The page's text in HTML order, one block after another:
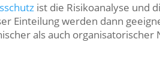
ist die Risikoanalyse und
Einteilung werden dann
als auch organisatorischer